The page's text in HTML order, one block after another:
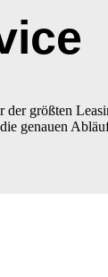
größten
genauen